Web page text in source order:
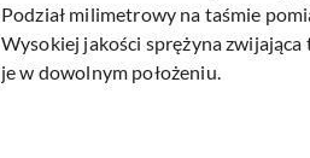
Podział milimetrowy na taśmie
Wysokiej jakości sprężyna
je w dowolnym położeniu.